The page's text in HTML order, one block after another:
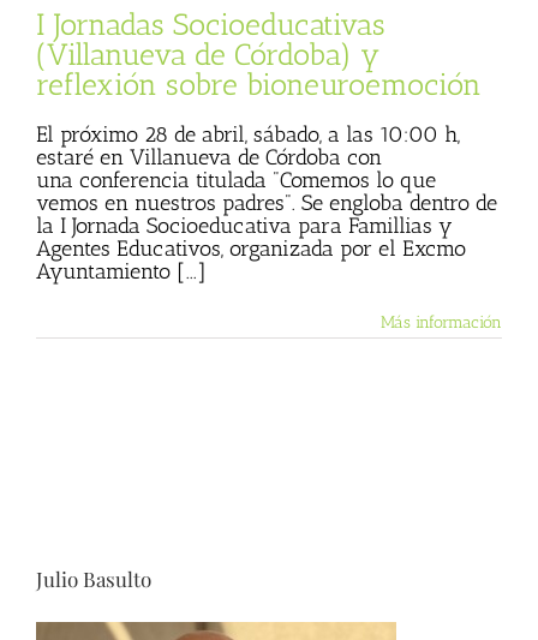
I Jornadas Socioeducativas
(Villanueva de Córdoba) y
reflexión sobre bioneuroemoción
El próximo 28 de abril, sábado, a las 10:00 h,
estaré en Villanueva de Córdoba con
una conferencia titulada "Comemos lo que
vemos en nuestros padres". Se engloba dentro de
la I Jornada Socioeducativa para Famillias y
Agentes Educativos, organizada por el Excmo
Ayuntamiento [...]
Más información
Julio Basulto